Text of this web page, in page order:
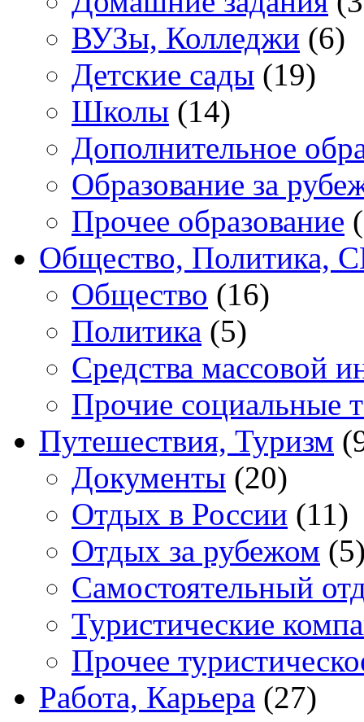
ВУЗы, Колледжи (6)
Детские сады (19)
Школы (14)
Дополнительное
Образование за
Прочее образование
Общество, Политика,
Общество (16)
Политика (5)
Средства массовой
Прочие социальные
Путешествия, Туризм
Документы (20)
Отдых в России (11)
Отдых за рубежом
Самостоятельный
Туристические
Прочее
Работа, Карьера (27)